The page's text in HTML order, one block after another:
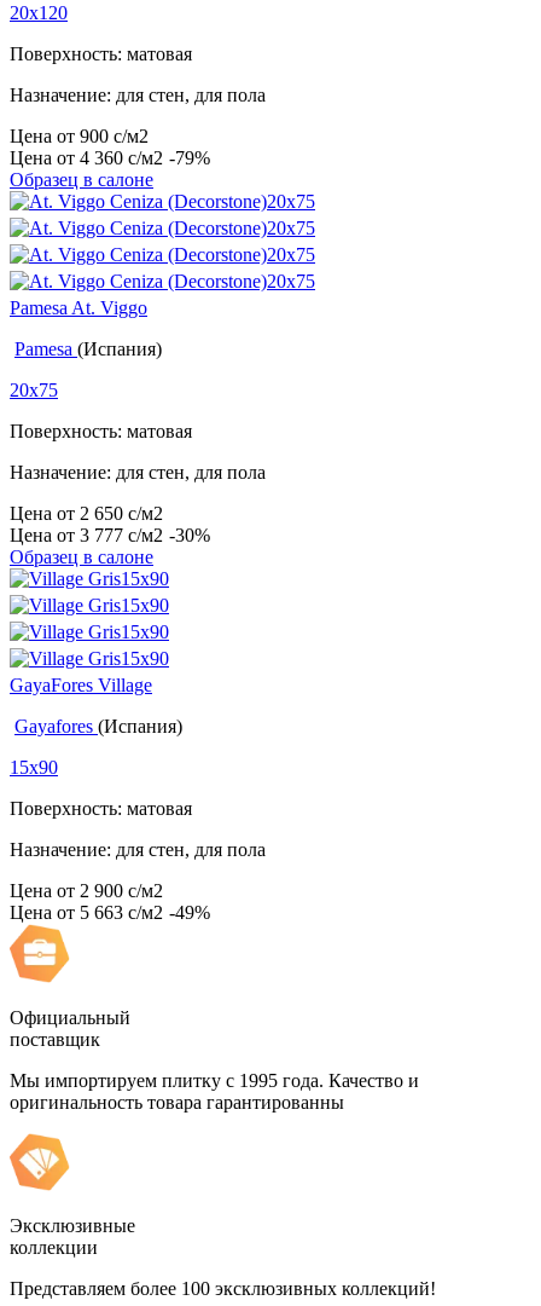
20x120
Поверхность: матовая
Назначение: для стен, для пола
Цена от 900 c/м2
Цена от 4 360 c/м2 -79%
Образец в салоне
Pamesa At. Viggo
Pamesa (Испания)
20x75
Поверхность: матовая
Назначение: для стен, для пола
Цена от 2 650 c/м2
Цена от 3 777 c/м2 -30%
Образец в салоне
GayaFores Village
Gayafores (Испания)
15x90
Поверхность: матовая
Назначение: для стен, для пола
Цена от 2 900 c/м2
Цена от 5 663 c/м2 -49%
Официальный
поставщик
Мы импортируем плитку с 1995 года. Качество и
оригинальность товара гарантированны
Эксклюзивные
коллекции
Представляем более 100 эксклюзивных коллекций!